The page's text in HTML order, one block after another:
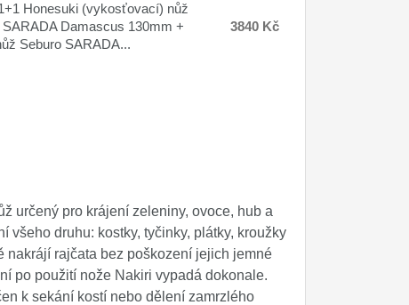
Honesuki (vykosťovací) nůž
SARADA Damascus 130mm +
Seburo SARADA...
3840 Kč
určený pro krájení zeleniny, ovoce, hub a
druhu: kostky, tyčinky, plátky, kroužky
rajčata bez poškození jejich jemné
po použití nože Nakiri vypadá dokonale.
k sekání kostí nebo dělení zamrzlého